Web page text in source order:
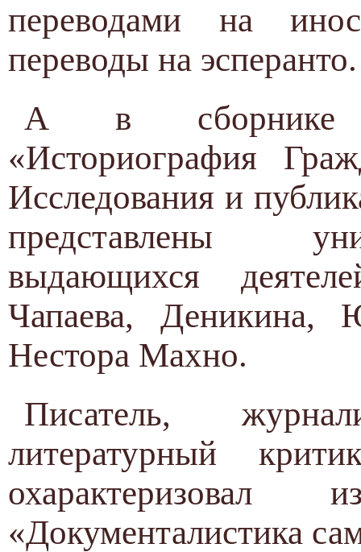
переводами на
переводы на эсперанто.
А в сборнике
«Историография
Исследования и
представлены
выдающихся
Чапаева, Деникина,
Нестора Махно.
Писатель,
литературный
«Документалистика